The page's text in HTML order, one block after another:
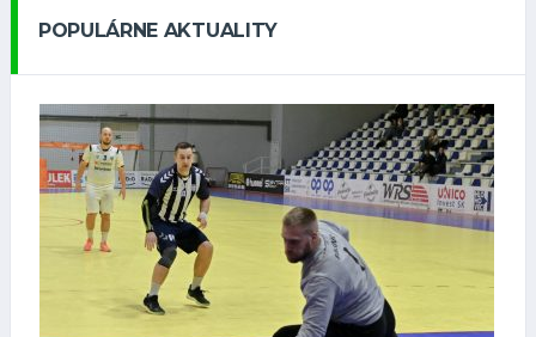
POPULÁRNE AKTUALITY